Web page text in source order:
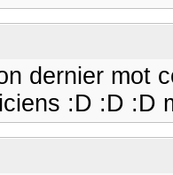
dernier mot
:D :D :D